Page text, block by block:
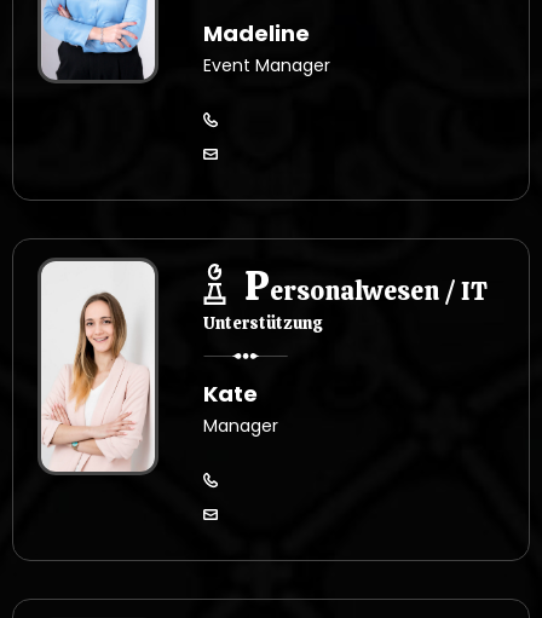
Madeline
Event Manager
Personalwesen / IT
Unterstützung
Kate
Manager